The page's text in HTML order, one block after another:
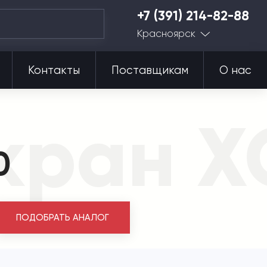
+7 (391) 214-82-88
Красноярск
Контакты Поставщикам О нас
ПОДОБРАТЬ АНАЛОГ